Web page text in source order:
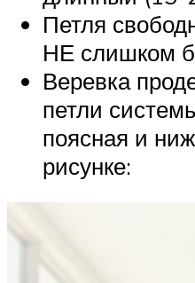
Петля
НЕ слишком
Веревка
петли
поясная и
рисунке: